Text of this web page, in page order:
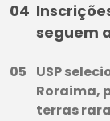
seguem
USP
Roraima,
terras